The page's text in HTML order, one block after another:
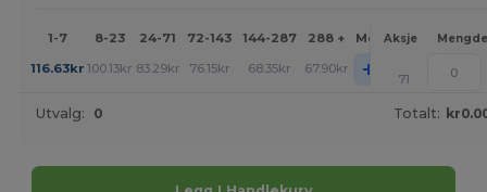
1-7 8-23 24-71 72-143 144-287 288 + Mer Aksje Mengde
116.63kr 100.13kr 83.29kr 76.15kr 68.35kr 67.90kr + 71
Utvalg: 0 Totalt: